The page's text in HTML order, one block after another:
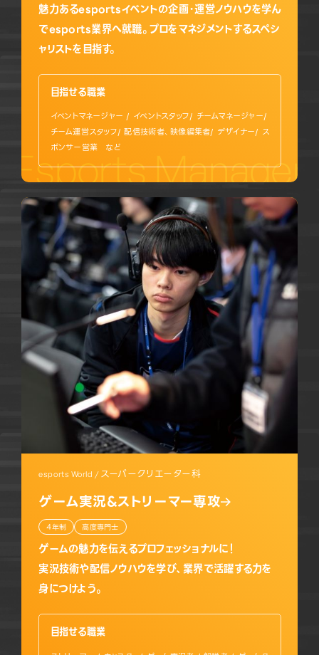
魅力あるesportsイベントの企画・運営ノウハウを学ん
でesports業界へ就職。プロをマネジメントするスペシ
ャリストを目指す。
目指せる職業
イベントマネージャー / イベントスタッフ/ チームマネージャー/
チーム運営スタッフ/ 配信技術者、映像編集者/ デザイナー/ ス
ポンサー営業 など
Esports
esports World / スーパークリエーター科
ゲーム実況&ストリーマー専攻
4年制 高度専門士
ゲームの魅力を伝えるプロフェッショナルに！
実況技術や配信ノウハウを学び、業界で活躍する力を
身につけよう。
目指せる職業